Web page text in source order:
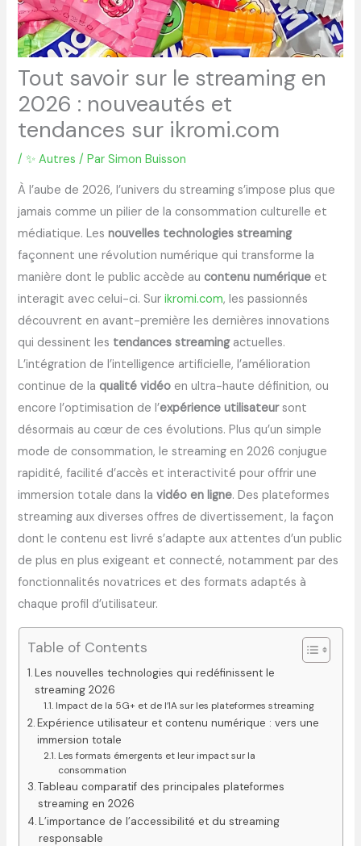
Tout savoir sur le streaming en
2026 : nouveautés et
tendances sur ikromi.com
/✨ Autres / ParSimon Buisson
À l’aube de 2026, l’univers du streaming s’impose plus que
jamais comme un pilier de la consommation culturelle et
médiatique. Lesnouvelles technologies streaming
façonnent une révolution numérique qui transforme la
manière dont le public accède aucontenu numérique et
interagit avec celui-ci. Surikromi.com, les passionnés
découvrent en avant-première les dernières innovations
qui dessinent les tendances streamingactuelles.
L’intégration de l’intelligence artificielle, l’amélioration
continue de laqualité vidéo en ultra-haute définition, ou
encore l’optimisation de l’expérience utilisateursont
désormais au cœur de ces évolutions. Plus qu’un simple
mode de consommation, le streaming en 2026 conjugue
rapidité, facilité d’accès et interactivité pour offrir une
immersion totale dans lavidéo en ligne. Des plateformes
streaming aux diverses offres de divertissement, la façon
dont le contenu est livré s’adapte aux attentes d’un public
de plus en plus exigeant et connecté, notamment par des
fonctionnalités novatrices et des formats adaptés à
chaque profil d’utilisateur.
Table of Contents
Les nouvelles technologies qui redéfinissent le
streaming 2026
Impact de la 5G+ et de l’IA sur les plateformes streaming
Expérience utilisateur et contenu numérique : vers une
immersion totale
Les formats émergents et leur impact sur la
consommation
Tableau comparatif des principales plateformes
streaming en 2026
L’importance de l’accessibilité et du streaming
responsable